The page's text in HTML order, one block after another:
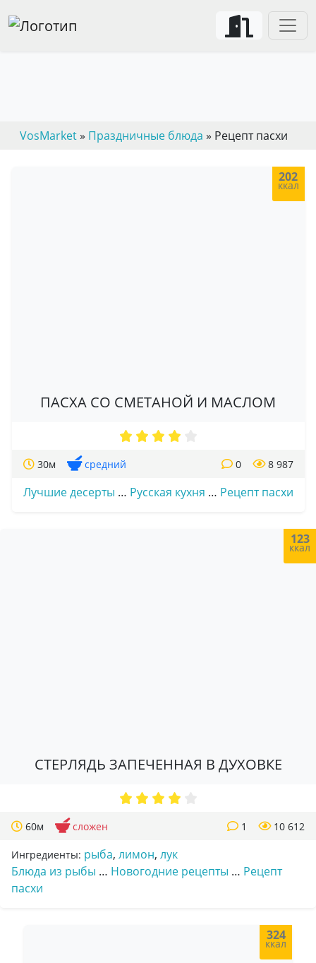
VosMarket» Праздничные блюда » Рецепт пасхи
202
ккал
ПАСХА СО СМЕТАНОЙ И МАСЛОМ
30м средний 8 987
0
Лучшие десерты … Русская кухня … Рецепт пасхи
123
ккал
СТЕРЛЯДЬ ЗАПЕЧЕННАЯ В ДУХОВКЕ
60м сложен 10 612
1
Ингредиенты: рыба, лимон, лук
Блюда из рыбы … Новогодние рецепты … Рецепт
пасхи
324
ккал